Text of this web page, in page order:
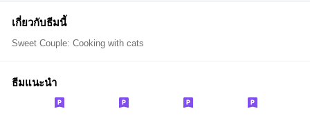
เกี่ยวกับธีมนี้
Sweet Couple: Cooking with cats
ธีมแนะนำ